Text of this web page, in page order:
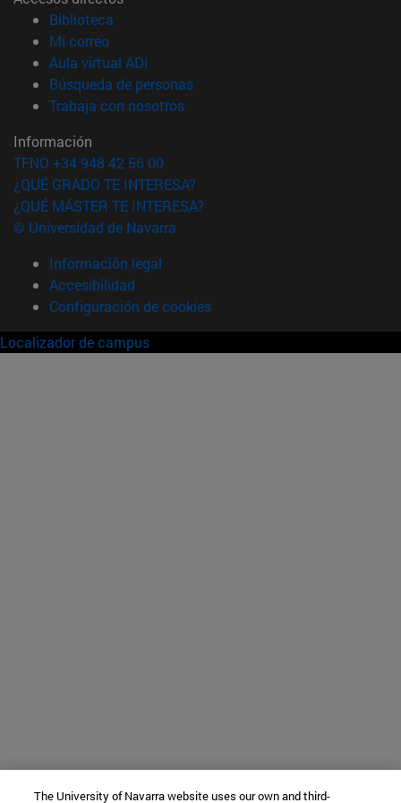
Biblioteca
Mi correo(abre en nueva ventana)
Aula virtual ADI
Búsqueda de personas(abre en nueva ventana)
Trabaja con nosotros(abre en nueva ventana)
Información
TFNO +34 948 42 56 00
¿QUÉ GRADO TE INTERESA?
¿QUÉ MÁSTER TE INTERESA?
© Universidad de Navarra
Información legal
Accesibilidad
Configuración de cookies
Localizador de campus
The University of Navarra website uses our own and third-